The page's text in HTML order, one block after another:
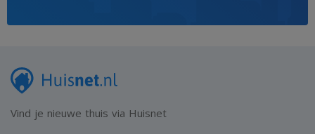
Vind je nieuwe thuis via Huisnet